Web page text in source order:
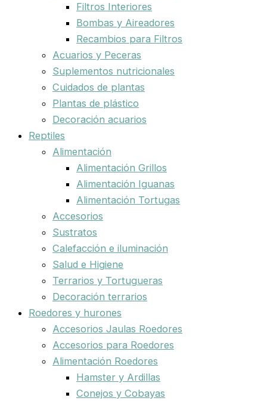
Filtros Interiores
Bombas y Aireadores
Recambios para Filtros
Acuarios y Peceras
Suplementos nutricionales
Cuidados de plantas
Plantas de plástico
Decoración acuarios
Reptiles
Alimentación
Alimentación Grillos
Alimentación Iguanas
Alimentación Tortugas
Accesorios
Sustratos
Calefacción e iluminación
Salud e Higiene
Terrarios y Tortugueras
Decoración terrarios
Roedores y hurones
Accesorios Jaulas Roedores
Accesorios para Roedores
Alimentación Roedores
Hamster y Ardillas
Conejos y Cobayas